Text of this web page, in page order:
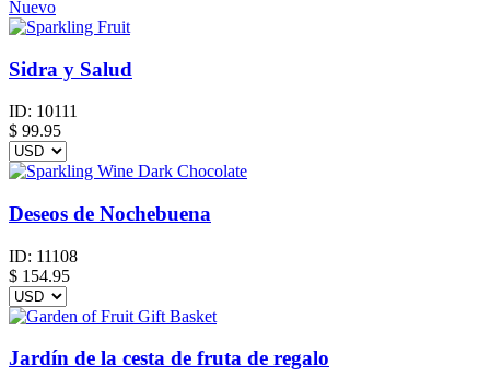
Nuevo
Sidra y Salud
ID: 10111
$ 99.95
Deseos de Nochebuena
ID: 11108
$ 154.95
Jardín de la cesta de fruta de regalo